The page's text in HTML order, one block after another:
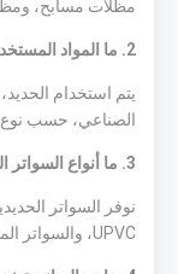
مظلات مسابح،
2. ما المواد المستخدمة في تنفيذ المظلات؟
الصناعي، حسب نوع
3. ما أنواع السواتر التي توفرونها؟
نوفر السواتر
UPVC، والسواتر المعدنية بجميع تصاميمها.